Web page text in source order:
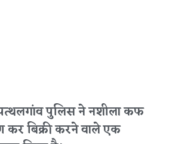
पुलिस ने नशीला कफ
कर बिक्री करने वाले एक